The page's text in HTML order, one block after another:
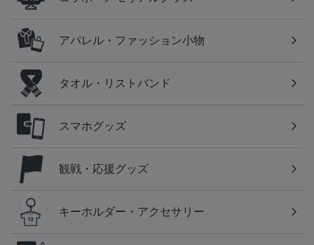
アパレル・ファッション小物
タオル・リストバンド
スマホグッズ
観戦・応援グッズ
キーホルダー・アクセサリー